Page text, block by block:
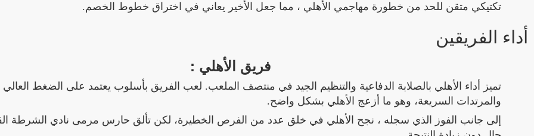
تكتيكي متقن للحد من خطورة مهاجمي الأهلي ، مما جعل الأخير يعاني في اختراق خطوط الخصم.
أداء الفريقين
فريق الأهلي :
تميز أداء الأهلي بالصلابة الدفاعية والتنظيم الجيد في منتصف الملعب. لعب الفريق بأسلوب يعتمد على الضغط العالي
والمرتدات السريعة، وهو ما أزعج الأهلي بشكل واضح.
إلى جانب الفوز الذي سجله ، نجح الأهلي في خلق عدد من الفرص الخطيرة، لكن تألق حارس مرمى نادي الشرطة